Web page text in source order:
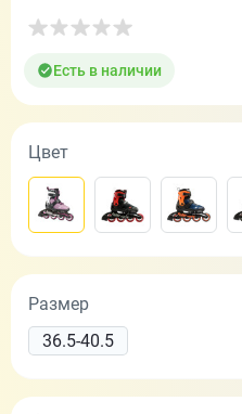
Есть в наличии
Цвет
Размер
36.5-40.5